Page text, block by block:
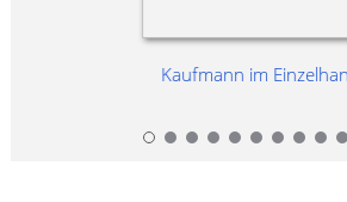
Kaufmann im